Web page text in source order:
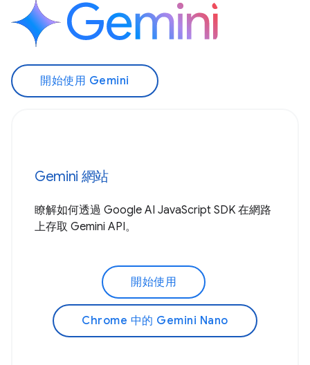
開始使用 Gemini
Gemini 網站
瞭解如何透過 Google AI JavaScript SDK 在網路
上存取 Gemini API。
開始使用
Chrome 中的 Gemini Nano